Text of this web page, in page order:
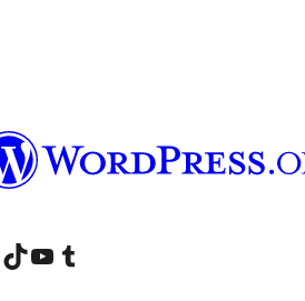
আমাদের TikTok অ্যাকাউন্টটি দেখুনআমাদের ইউটিউব চ্যানেলে যান আমাদের টাম্বলার অ্যাকাউন্ট দেখুন